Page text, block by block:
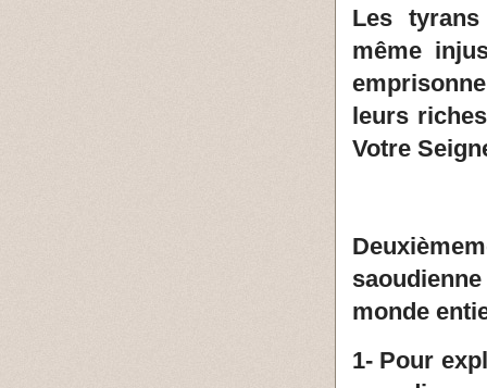
Les
même
leurs
Votre
monde
1- Pour